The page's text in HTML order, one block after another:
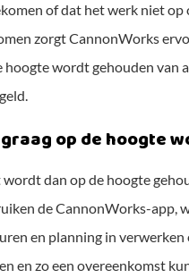
of dat het werk niet
zorgt CannonWorks
hoogte wordt gehouden van
op de hoogte
dan op de hoogte
de CannonWorks-app,
en planning in
en zo een overeenkomst